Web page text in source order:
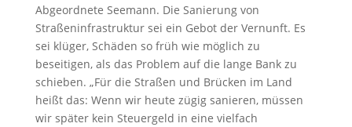
Abgeordnete Seemann. Die Sanierung von
Straßeninfrastruktur sei ein Gebot der Vernunft. Es
sei klüger, Schäden so früh wie möglich zu
beseitigen, als das Problem auf die lange Bank zu
schieben. „Für die Straßen und Brücken im Land
heißt das: Wenn wir heute zügig sanieren, müssen
wir später kein Steuergeld in eine vielfach